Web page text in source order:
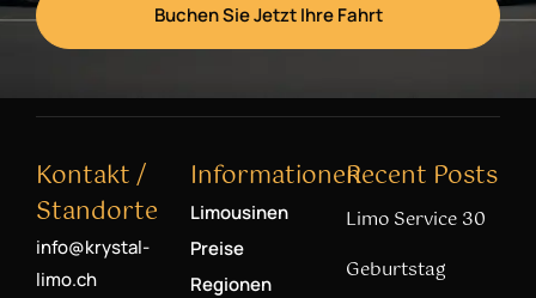
Buchen Sie Jetzt Ihre Fahrt
Kontakt /
Standorte
info@krystal-
limo.ch
Informationen
Limousinen
Preise
Regionen
Recent Posts
Limo Service 30
Geburtstag